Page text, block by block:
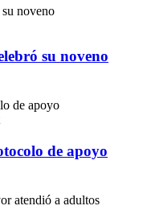
su noveno
de apoyo